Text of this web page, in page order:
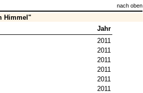
nach oben
Himmel"
Jahr
2011
2011
2011
2011
2011
2011